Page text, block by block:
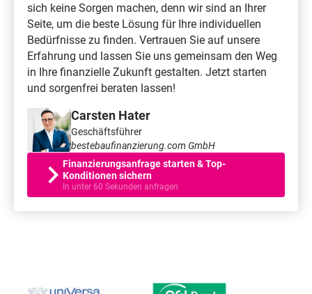
sich keine Sorgen machen, denn wir sind an Ihrer
Seite, um die beste Lösung für Ihre individuellen
Bedürfnisse zu finden. Vertrauen Sie auf unsere
Erfahrung und lassen Sie uns gemeinsam den Weg
in Ihre finanzielle Zukunft gestalten. Jetzt starten
und sorgenfrei beraten lassen!
Carsten Hater
Geschäftsführer
bestebaufinanzierung.com GmbH
Finanzierungsanfrage starten & Top-
Konditionen sichern
In unter 60 Sekunden anfragen